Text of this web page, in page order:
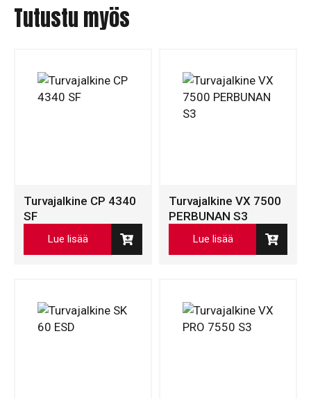
Tutustu myös
Turvajalkine CP 4340
SF
Lue lisää
Turvajalkine VX 7500
PERBUNAN S3
Lue lisää